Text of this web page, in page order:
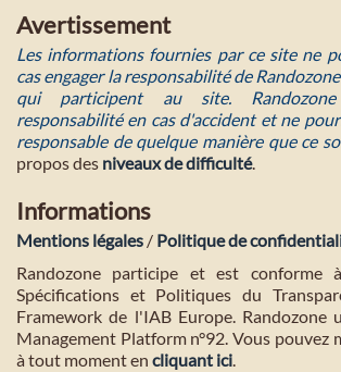
Avertissement
Les informations fournies par ce site ne
cas engager la responsabilité de
qui participent au site.
responsabilité en cas d'accident et ne
responsable de quelque manière que ce
propos des niveaux de difficulté.
Informations
Mentions légales / Politique de
Randozone participe et est conforme
Spécifications et Politiques du
Framework de l'IAB Europe. Randozone
Management Platform n°92. Vous pouvez
à tout moment en cliquant ici.